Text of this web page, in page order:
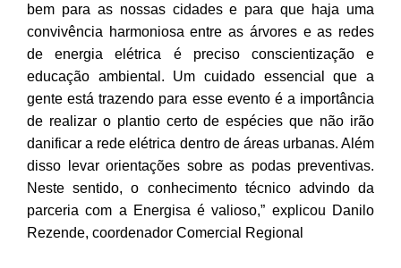
bem para as nossas cidades e para que haja uma
convivência harmoniosa entre as árvores e as redes
de energia elétrica é preciso conscientização e
educação ambiental. Um cuidado essencial que a
gente está trazendo para esse evento é a importância
de realizar o plantio certo de espécies que não irão
danificar a rede elétrica dentro de áreas urbanas. Além
disso levar orientações sobre as podas preventivas.
Neste sentido, o conhecimento técnico advindo da
parceria com a Energisa é valioso,” explicou Danilo
Rezende, coordenador Comercial Regional